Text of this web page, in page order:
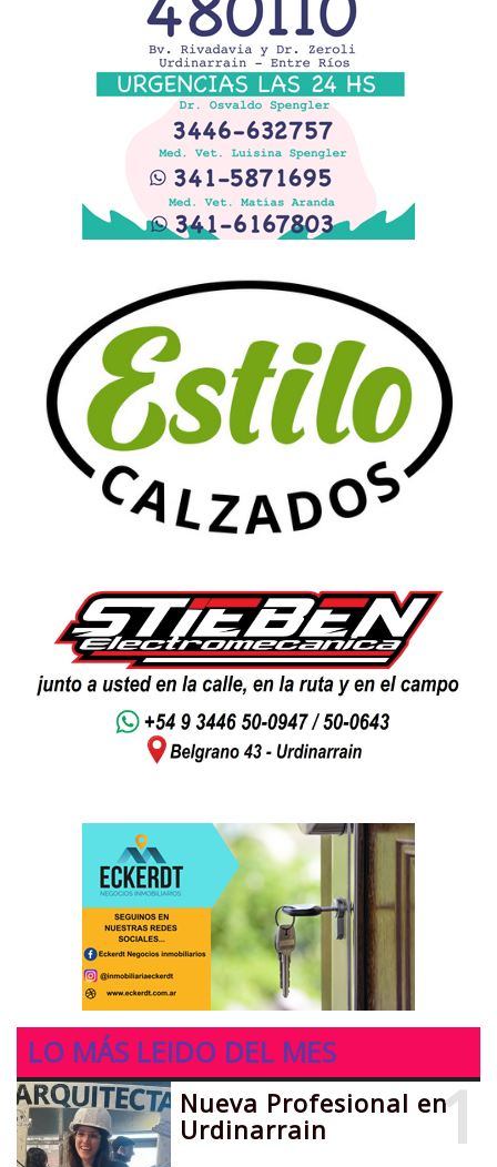
LO MÁS LEIDO DEL MES
1
Nueva Profesional en
Urdinarrain